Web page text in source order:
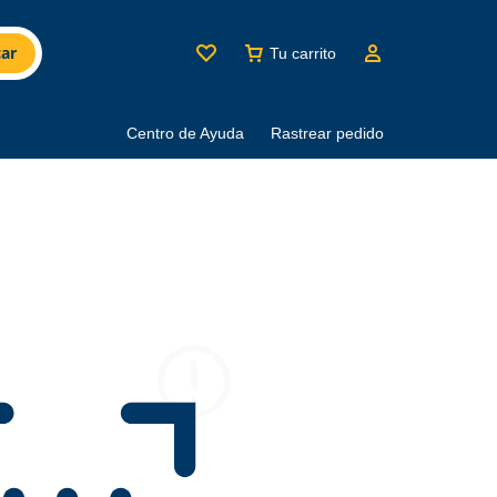
Tu carrito
Centro de Ayuda Rastrear pedido